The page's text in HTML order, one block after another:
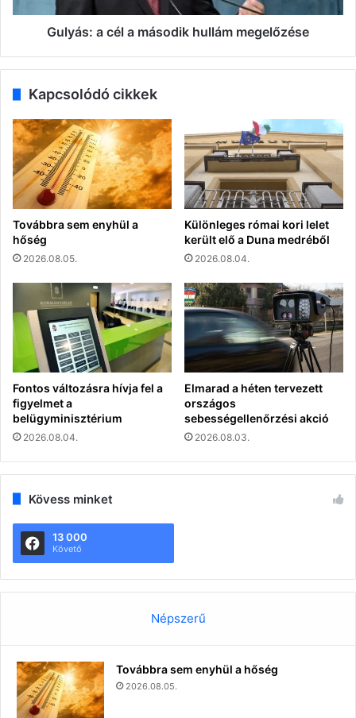
Gulyás: a cél a második hullám megelőzése
Kapcsolódó cikkek
Továbbra sem enyhül a
hőség
2026.08.05.
Különleges római kori lelet
került elő a Duna medréből
2026.08.04.
Fontos változásra hívja fel a
figyelmet a
belügyminisztérium
2026.08.04.
Elmarad a héten tervezett
országos
sebességellenőrzési akció
2026.08.03.
Kövess minket
13 000
Követő
Népszerű
Továbbra sem enyhül a hőség
2026.08.05.